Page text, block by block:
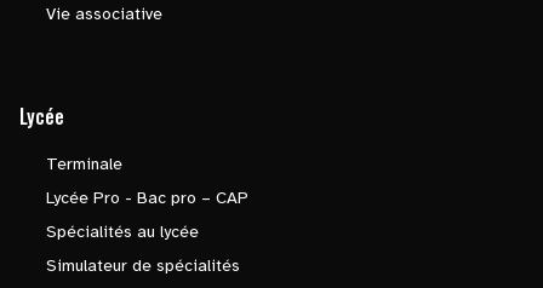
Vie associative
Lycée
Terminale
Lycée Pro - Bac pro – CAP
Spécialités au lycée
Simulateur de spécialités